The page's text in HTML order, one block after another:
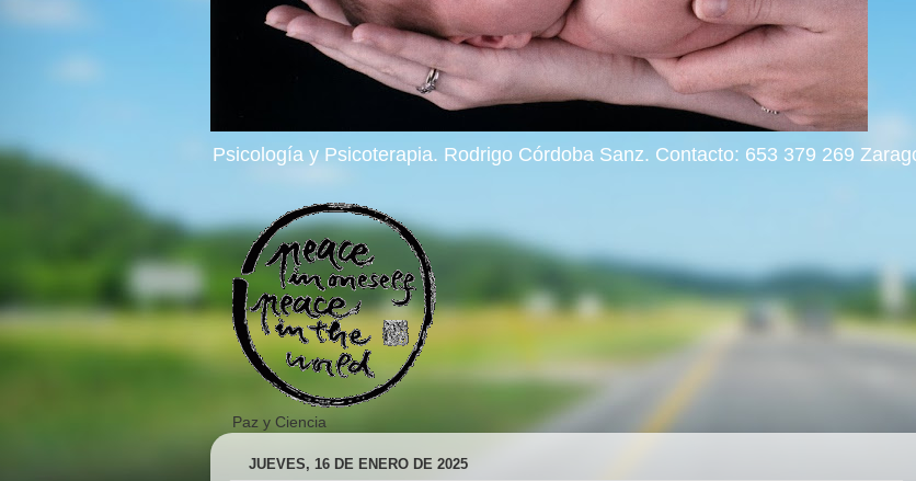
Psicología y Psicoterapia. Rodrigo Córdoba Sanz. Contacto: 653 379 269
Paz y Ciencia
JUEVES, 16 DE ENERO DE 2025